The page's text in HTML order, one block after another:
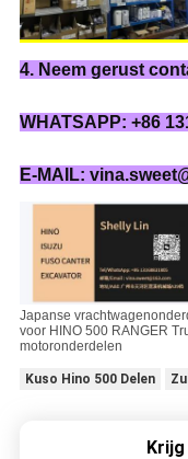
4. Neem gerust
WHATSAPP: +86
E-MAIL:
Japanse
voor HINO 500 RANGER
motoronderdelen
Kuso Hino 500 Delen